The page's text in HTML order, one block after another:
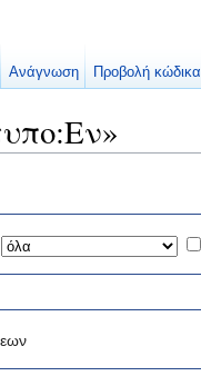
Ανάγνωση Προβολή κώδικα